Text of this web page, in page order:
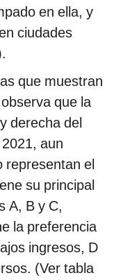
en ella, y
ciudades
que muestran
que la
derecha del
aun
representan el
su principal
A, B y C,
la preferencia
ingresos, D
(Ver tabla